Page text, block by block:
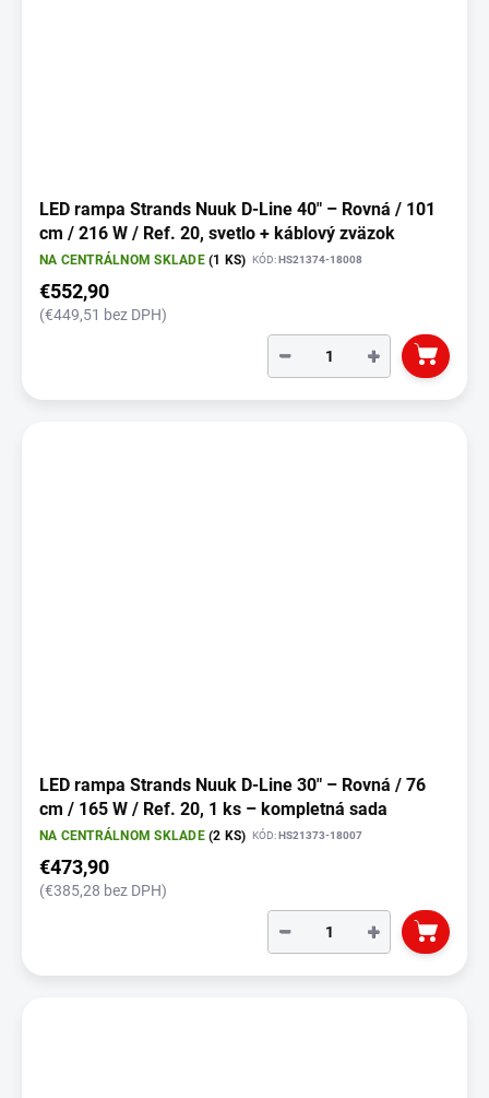
LED rampa Strands Nuuk D-Line 40" – Rovná / 101
cm / 216 W / Ref. 20, svetlo + káblový zväzok
NA CENTRÁLNOM SKLADE(1 KS) KÓD:HS21374-18008
€552,90
(€449,51 bez DPH)
+
−
LED rampa Strands Nuuk D-Line 30" – Rovná / 76
cm / 165 W / Ref. 20, 1 ks – kompletná sada
NA CENTRÁLNOM SKLADE(2 KS) KÓD: HS21373-18007
€473,90
(€385,28 bez DPH)
+
−